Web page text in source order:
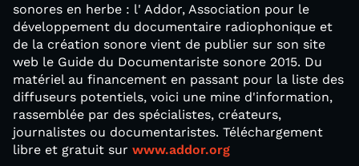
sonores en herbe : l' Addor, Association pour le
développement du documentaire radiophonique et
de la création sonore vient de publier sur son site
web le Guide du Documentariste sonore 2015. Du
matériel au financement en passant pour la liste des
diffuseurs potentiels, voici une mine d'information,
rassemblée par des spécialistes, créateurs,
journalistes ou documentaristes. Téléchargement
libre et gratuit sur www.addor.org